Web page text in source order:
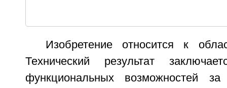
Изобретение относится к
Технический результат
функциональных возможностей